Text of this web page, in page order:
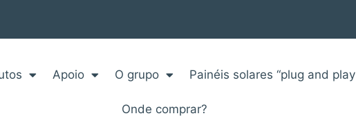
Apoio O grupo Painéis solares “plug and play
Onde comprar?